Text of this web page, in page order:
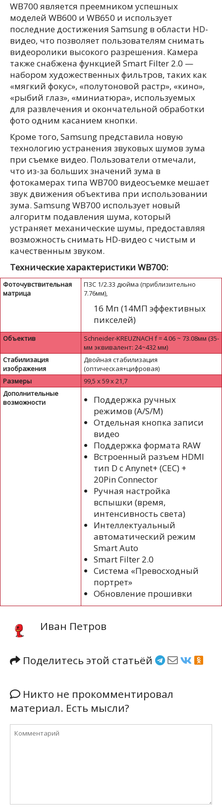
WB700 является преемником успешных
моделей WB600 и WB650 и использует
последние достижения Samsung в области HD-
видео, что позволяет пользователям снимать
видеоролики высокого разрешения. Камера
также снабжена функцией Smart Filter 2.0 —
набором художественных фильтров, таких как
«мягкий фокус», «полутоновой растр», «кино»,
«рыбий глаз», «миниатюра», используемых
для развлечения и окончательной обработки
фото одним касанием кнопки.
Кроме того, Samsung представила новую
технологию устранения звуковых шумов зума
при съемке видео. Пользователи отмечали,
что из-за больших значений зума в
фотокамерах типа WB700 видеосъемке мешает
звук движения объектива при использовании
зума. Samsung WB700 использует новый
алгоритм подавления шума, который
устраняет механические шумы, предоставляя
возможность снимать HD-видео с чистым и
качественным звуком.
Технические характеристики WB700:
Фоточувствительная
матрица
ПЗС 1/2.33 дюйма (приблизительно
7.76мм),
16 Мп (14MП эффективных
пикселей)
Объектив
Schneider-KREUZNACH f = 4.06 ~ 73.08мм (35-
мм эквивалент: 24~432 мм)
Стабилизация
изображения
Двойная стабилизация
(оптическая+цифровая)
Размеры
99,5 x 59 x 21,7
Дополнительные
возможности
Поддержка ручных
режимов (A/S/M)
Отдельная кнопка записи
видео
Поддержка формата RAW
Встроенный разъем HDMI
тип D с Anynet+ (CEC) +
20Pin Connector
Ручная настройка
вспышки (время,
интенсивность света)
Интеллектуальный
автоматический режим
Smart Auto
Smart Filter 2.0
Система «Превосходный
портрет»
Обновление прошивки
Иван Петров
Поделитесь этой статьёй
Никто не прокомментировал
материал. Есть мысли?